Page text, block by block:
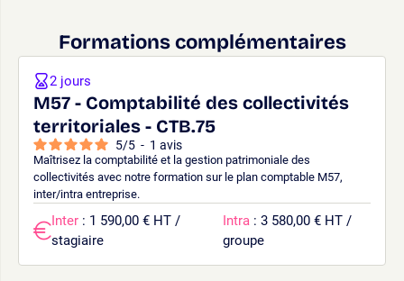
Formations complémentaires
M57 - Comptabilité des collectivités
territoriales - CTB.75
5/5 - 1 avis
Maîtrisez la comptabilité et la gestion patrimoniale des
collectivités avec notre formation sur le plan comptable M57,
inter/intra entreprise.
2 jours
Inter : 1 590,00 € HT /
stagiaire
Intra : 3 580,00 € HT /
groupe